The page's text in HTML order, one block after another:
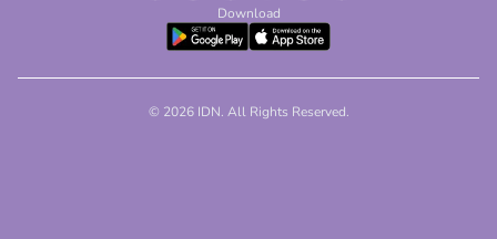
Download
© 2026 IDN. All Rights Reserved.